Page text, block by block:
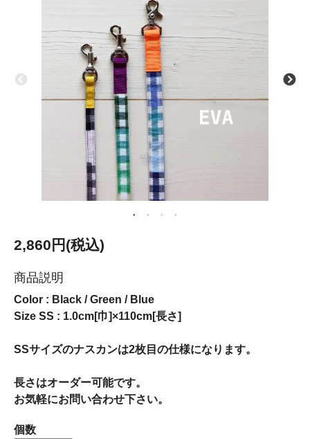
2,860円(税込)
商品説明
Color : Black / Green / Blue
Size SS : 1.0cm[巾]×110cm[長さ]
SSサイズのナスカンは2枚目の仕様になります。
長さはオーダー可能です。
お気軽にお問い合わせ下さい。
個数